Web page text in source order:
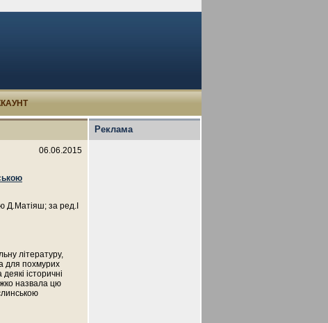
06.06.2015
Д.Матіяш; за ред.І
літературу,
для похмурих
історичні
назвала цю
Реклама